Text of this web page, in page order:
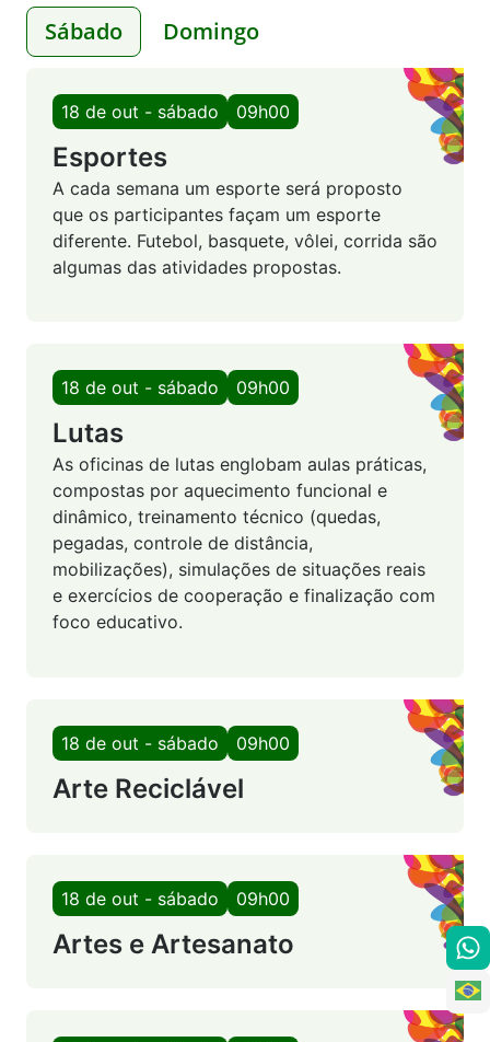
Sábado Domingo
18 de out - sábado 09h00
Esportes
A cada semana um esporte será proposto
que os participantes façam um esporte
diferente. Futebol, basquete, vôlei, corrida são
algumas das atividades propostas.
18 de out - sábado 09h00
Lutas
As oficinas de lutas englobam aulas práticas,
compostas por aquecimento funcional e
dinâmico, treinamento técnico (quedas,
pegadas, controle de distância,
mobilizações), simulações de situações reais
e exercícios de cooperação e finalização com
foco educativo.
18 de out - sábado 09h00
Arte Reciclável
18 de out - sábado 09h00
Artes e Artesanato